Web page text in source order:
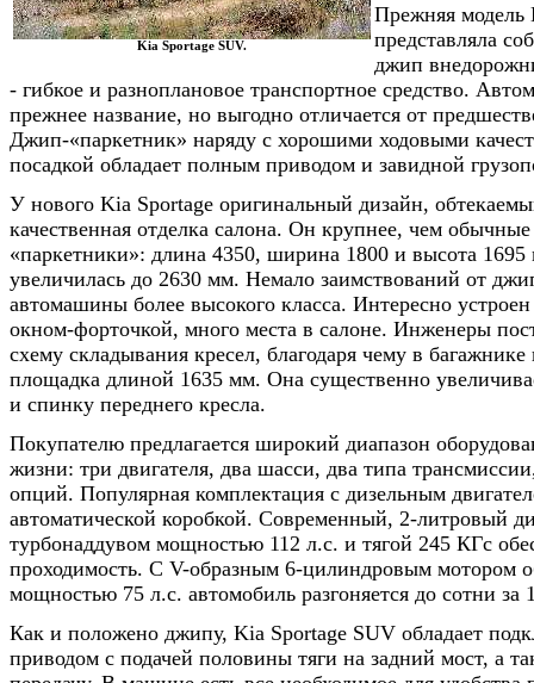
Kia Sportage SUV.
Прежняя модель
представляла
джип
- гибкое и разноплановое транспортное средство.
прежнее название, но выгодно отличается от
Джип-«паркетник» наряду с хорошими ходовыми
посадкой обладает полным приводом и завидной
У нового Kia Sportage оригинальный дизайн,
качественная отделка салона. Он крупнее, чем
«паркетники»: длина 4350, ширина 1800 и высота 1695
увеличилась до 2630 мм. Немало заимствований от
автомашины более высокого класса. Интересно
окном-форточкой, много места в салоне. Инженеры
схему складывания кресел, благодаря чему в багажнике
площадка длиной 1635 мм. Она существенно
и спинку переднего кресла.
Покупателю предлагается широкий диапазон
жизни: три двигателя, два шасси, два типа
опций. Популярная комплектация с дизельным
автоматической коробкой. Современный, 2-литровый
турбонаддувом мощностью 112 л.с. и тягой 245 КГс
проходимость. С V-образным 6-цилиндровым мотором
мощностью 75 л.с. автомобиль разгоняется до сотни за
Как и положено джипу, Kia Sportage SUV обладает
приводом с подачей половины тяги на задний мост, а